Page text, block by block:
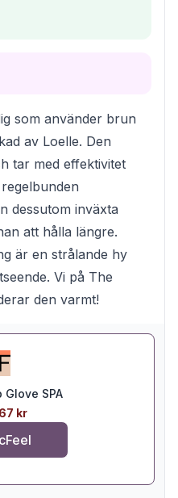
som använder brun
av Loelle. Den
tar med effektivitet
dessutom inväxta
att hålla längre.
är en strålande hy
Vi på The
den varmt!
Glove SPA
67 kr